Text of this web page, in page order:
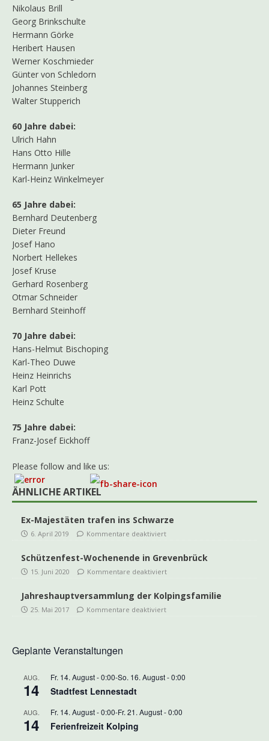
Nikolaus Brill
Georg Brinkschulte
Hermann Görke
Heribert Hausen
Werner Koschmieder
Günter von Schledorn
Johannes Steinberg
Walter Stupperich
60 Jahre dabei:
Ulrich Hahn
Hans Otto Hille
Hermann Junker
Karl-Heinz Winkelmeyer
65 Jahre dabei:
Bernhard Deutenberg
Dieter Freund
Josef Hano
Norbert Hellekes
Josef Kruse
Gerhard Rosenberg
Otmar Schneider
Bernhard Steinhoff
70 Jahre dabei:
Hans-Helmut Bischoping
Karl-Theo Duwe
Heinz Heinrichs
Karl Pott
Heinz Schulte
75 Jahre dabei:
Franz-Josef Eickhoff
Please follow and like us:
ÄHNLICHE ARTIKEL
Ex-Majestäten trafen ins Schwarze
6. April 2019 Kommentare deaktiviert
Schützenfest-Wochenende in Grevenbrück
15. Juni 2020 Kommentare deaktiviert
Jahreshauptversammlung der Kolpingsfamilie
25. Mai 2017 Kommentare deaktiviert
Geplante Veranstaltungen
AUG.
14
Fr. 14. August - 0:00-So. 16. August - 0:00
Stadtfest Lennestadt
AUG.
14
Fr. 14. August - 0:00-Fr. 21. August - 0:00
Ferienfreizeit Kolping